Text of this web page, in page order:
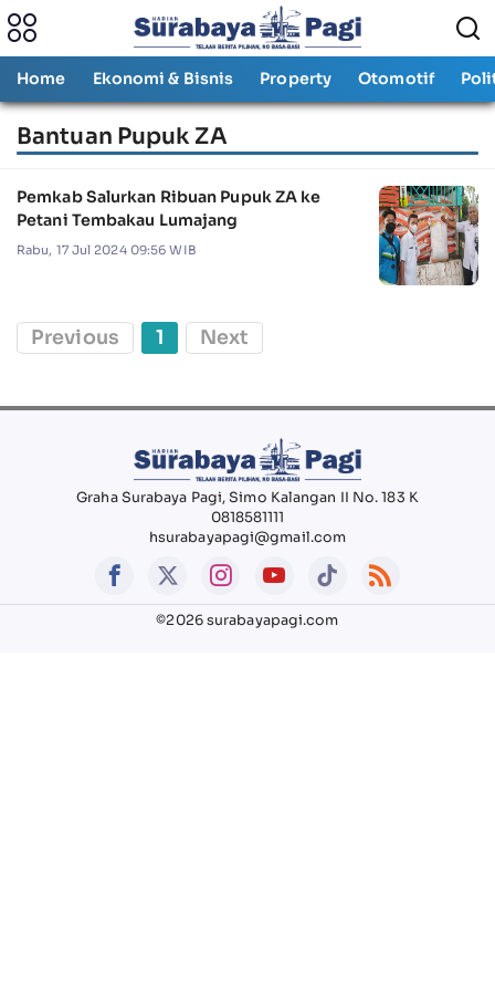
Home Ekonomi & Bisnis Property Otomotif
Bantuan Pupuk ZA
Pemkab Salurkan Ribuan Pupuk ZA ke
Petani Tembakau Lumajang
Rabu, 17 Jul 2024 09:56 WIB
Previous 1 Next
Graha Surabaya Pagi, Simo Kalangan II No. 183 K
0818581111
hsurabayapagi@gmail.com
©2026 surabayapagi.com